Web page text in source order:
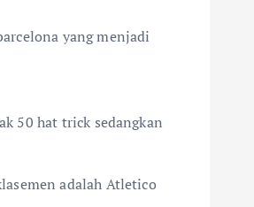
yang menjadi
50 hat trick sedangkan
adalah Atletico